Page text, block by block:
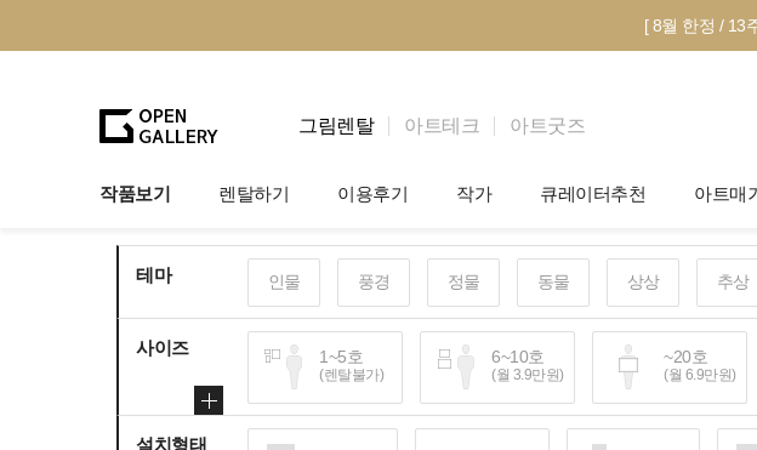
[ 8월 한정 / 13
그림렌탈 아트테크 아트굿즈
작품보기 렌탈하기
그림렌탈
법인상담
기프트카드
이용후기
개인 고객
법인 고객
셀럽 인터뷰
작가
작가소개
작가공모
큐레이터추천
제안서 신청
작품선택 Tip
그림인테리어 Tip
아트매
전시 정보
미술 이
아트 딕
테마 인물 풍경 정물 동물 상상 추상
사이즈 1~5호
(렌탈불가)
6~10호
(월 3.9만원)
~20호
(월 6.9만원)
설치형태